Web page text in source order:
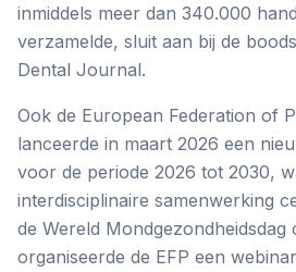
inmiddels meer dan 340.000
verzamelde, sluit aan bij de
Dental Journal.
Ook de European Federation of
lanceerde in maart 2026 een
voor de periode 2026 tot 2030,
interdisciplinaire samenwerking
de Wereld Mondgezondheidsdag
organiseerde de EFP een